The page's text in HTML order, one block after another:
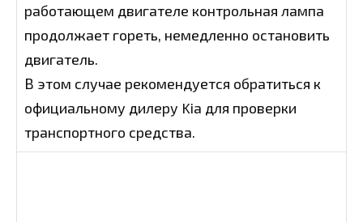
работающем двигателе контрольная лампа
продолжает гореть, немедленно остановить
двигатель.
В этом случае рекомендуется обратиться к
официальному дилеру Kia для проверки
транспортного средства.